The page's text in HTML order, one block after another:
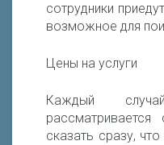
сотрудники
возможное для
Цены на услуги
Каждый
сказать сразу,